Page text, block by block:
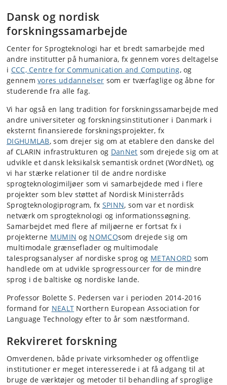
Dansk og nordisk
forskningssamarbejde
Center for Sprogteknologi har et bredt samarbejde med
andre institutter på humaniora, fx gennem vores deltagelse
i CCC, Centre for Communication and Computing, og
gennemvores uddannelser som er tværfaglige og åbne for
studerende fra alle fag.
Vi har også en lang tradition for forskningssamarbejde med
andre universiteter og forskningsinstitutioner i Danmark i
eksternt finansierede forskningsprojekter, fx
DIGHUMLAB, som drejer sig om at etablere den danske del
af CLARIN infrastrukturen og DanNet som drejede sig om at
udvikle et dansk leksikalsk semantisk ordnet (WordNet), og
vi har stærke relationer til de andre nordiske
sprogteknologimiljøer som vi samarbejdede med i flere
projekter som blev støttet af Nordisk Ministerråds
Sprogteknologiprogram, fx SPINN, som var et nordisk
netværk om sprogteknologi og informationssøgning.
Samarbejdet med flere af miljøerne er fortsat fx i
projekterne MUMIN og NOMCOsom drejede sig om
multimodale grænseflader og multimodale
talesprogsanalyser af nordiske sprog og METANORD som
handlede om at udvikle sprogressourcer for de mindre
sprog i de baltiske og nordiske lande.
Professor Bolette S. Pedersen var i perioden 2014-2016
formand for NEALT Northern European Association for
Language Technology efter to år som næstformand.
Rekvireret forskning
Omverdenen, både private virksomheder og offentlige
institutioner er meget interesserede i at få adgang til at
bruge de værktøjer og metoder til behandling af sproglige